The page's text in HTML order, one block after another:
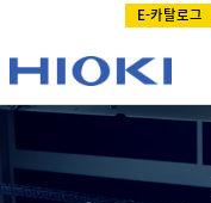
E-카탈로그